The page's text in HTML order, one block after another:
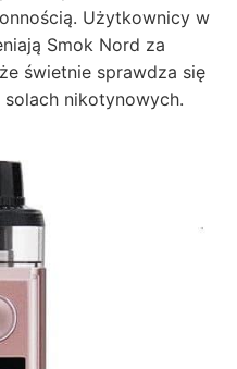
Użytkownicy w
Smok Nord za
świetnie sprawdza się
nikotynowych.